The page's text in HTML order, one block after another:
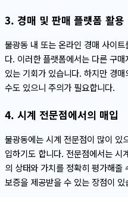
3. 경매 및 판매 플랫폼 활용
불광동 내 또는 온라인 경매 사이
다. 이러한 플랫폼에서는 다른 구
있는 기회가 있습니다. 하지만 경
수도 있으니 주의가 필요합니다.
4. 시계 전문점에서의 매입
불광동에는 시계 전문점이 많이 있
입하기도 합니다. 전문점에서는 시
의 상태와 가치를 정확히 평가해
보증을 제공받을 수 있는 장점이 있